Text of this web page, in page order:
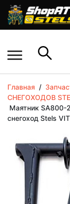
Главная /
СНЕГОХОДОВ
Маятник SA800-
снегоход Stels